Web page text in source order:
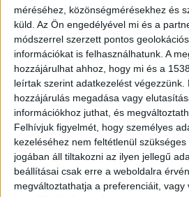
méréséhez, közönségmérésekhez és
küld. Az Ön engedélyével mi és a
módszerrel szerzett pontos
információkat is felhasználhatunk. A
hozzájárulhat ahhoz, hogy mi és a
leírtak szerint adatkezelést végezzünk.
hozzájárulás megadása vagy
információkhoz juthat, és
Felhívjuk figyelmét, hogy személyes
kezeléséhez nem feltétlenül
jogában áll tiltakozni az ilyen jellegű
beállításai csak erre a weboldalra
megváltoztathatja a preferenciáit, vagy
Csepel után a
önkormányzat sem
hajléktalanokból